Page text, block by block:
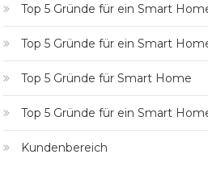
Top 5 Gründe für ein Smart
Top 5 Gründe für ein Smart
Top 5 Gründe für Smart Home
Top 5 Gründe für ein Smart
Kundenbereich